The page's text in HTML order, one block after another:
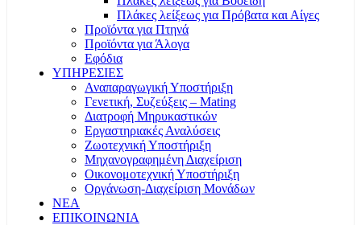
Πλάκες λείξεως για Πρόβατα και Αίγες
Προϊόντα για Πτηνά
Προϊόντα για Άλογα
Εφόδια
ΥΠΗΡΕΣΙΕΣ
Αναπαραγωγική Υποστήριξη
Γενετική, Συζεύξεις – Mating
Διατροφή Μηρυκαστικών
Εργαστηριακές Αναλύσεις
Ζωοτεχνική Υποστήριξη
Μηχανογραφημένη Διαχείριση
Οικονομοτεχνική Υποστήριξη
Οργάνωση-Διαχείριση Μονάδων
ΝΕΑ
ΕΠΙΚΟΙΝΩΝΙΑ